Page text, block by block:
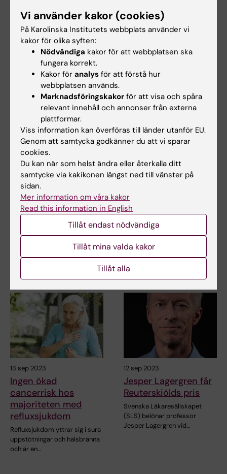
behandling av
matstrups- och
magsäckscancer
Överlevnaden vid matstrups-
och magsäckscancer har ökat,
men många…
onkologi
Cecilia Radkiewicz blev docent
i cancer och onkologi den 18
MMK-forskare får
anslag från
Cancerfonden
Stort grattis till de fem
forskare vid institutionen för
molekylär medicin…
20 dec 2023
Projekt vid gruppen
Kirurgisk
vårdvetenskap får 15
miljoner i anslag från
Cancerfonden
Pernilla Lagergren, professor i
kirurgisk vårdvetenskap vid
13 sep 2023
Ingen ökad
cancerrisk hos
majoriteten med
refluxsjukdom
Refluxsjukdom yttrar sig i sura
uppstötningar och halsbränna
och är en…
12 sep 2023
Jesper Lagergren får
Reuterskiölds pris
Svenska Läkaresällskapet
(SLS) belönar professor
Jesper Lagergren vid…
Vi använder kakor (cookies)
På Karolinska Institutets webbplats använder vi
kakor för olika syften:
Nödvändiga kakor för att webbplatsen ska
fungera korrekt.
Kakor för analys för att förstå hur
webbplatsen används.
Marknadsföringskakor för att visa och spåra
relevant innehåll och annonser från externa
plattformar.
Viss information kan överföras till länder utanför EU.
Genom att samtycka godkänner du att vi sparar
cookies.
Du kan när som helst ändra eller återkalla ditt
samtycke via kakikonen längst ned till vänster på
sidan.
Mer information om våra kakor
Read this information in English
Tillåt endast nödvändiga
Tillåt mina valda kakor
Tillåt alla